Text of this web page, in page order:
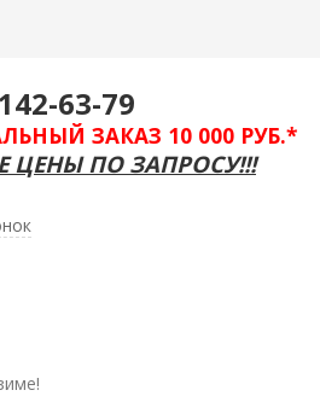
63-79
ЗАКАЗ 10 000 РУБ.*
ЦЕНЫ ПО ЗАПРОСУ!!!